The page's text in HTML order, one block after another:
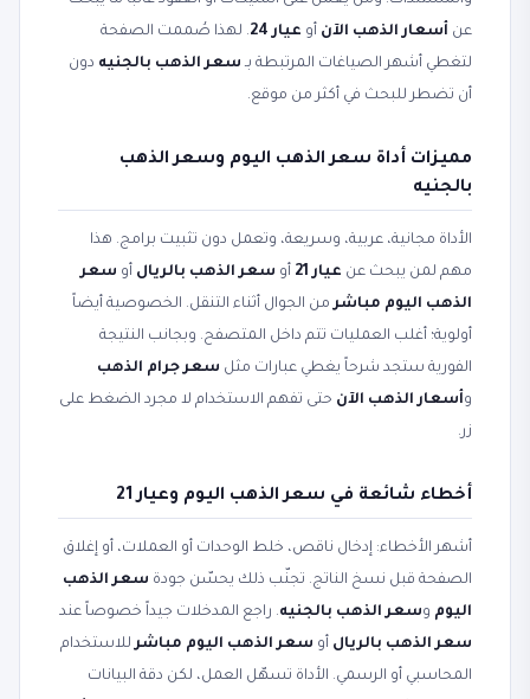
عن أسعار الذهب الآن أو عيار 24
. لهذا صُممت الصفحة
لتغطي أشهر الصياغات المرتبطة بـ سعر الذهب بالجنيه دون
أن تضطر للبحث في أكثر من موقع.
مميزات أداة سعر الذهب اليوم وسعر الذهب
بالجنيه
الأداة مجانية، عربية، وسريعة، وتعمل دون تثبيت برامج. هذا
مهم لمن يبحث عن عيار 21 أو سعر الذهب بالريال أو سعر
الذهب اليوم مباشرمن الجوال أثناء التنقل. الخصوصية أيضاً
أولوية؛ أغلب العمليات تتم داخل المتصفح. وبجانب النتيجة
الفورية ستجد شرحاً يغطي عبارات مثل سعر جرام الذهب
وأسعار الذهب الآن حتى تفهم الاستخدام لا مجرد الضغط على
زر.
أخطاء شائعة في سعر الذهب اليوم وعيار 21
أشهر الأخطاء: إدخال ناقص، خلط الوحدات أو العملات، أو إغلاق
الصفحة قبل نسخ الناتج. تجنّب ذلك يحسّن جودة سعر الذهب
اليوم وسعر الذهب بالجنيه. راجع المدخلات جيداً خصوصاً عند
سعر الذهب بالريال أو سعر الذهب اليوم مباشرللاستخدام
المحاسبي أو الرسمي. الأداة تسهّل العمل، لكن دقة البيانات